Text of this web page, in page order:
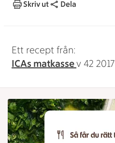
Skriv ut Dela
Ett recept från:
ICAs matkassev 42 2017